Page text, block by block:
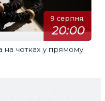
9 серпня,
20:00
на чотках у прямому